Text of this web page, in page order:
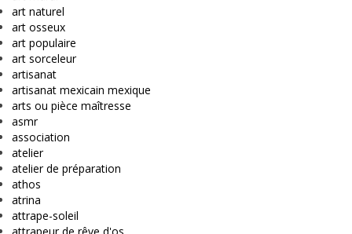
art naturel
art osseux
art populaire
art sorceleur
artisanat
artisanat mexicain mexique
arts ou pièce maîtresse
asmr
association
atelier
atelier de préparation
athos
atrina
attrape-soleil
attrapeur de rêve d'os